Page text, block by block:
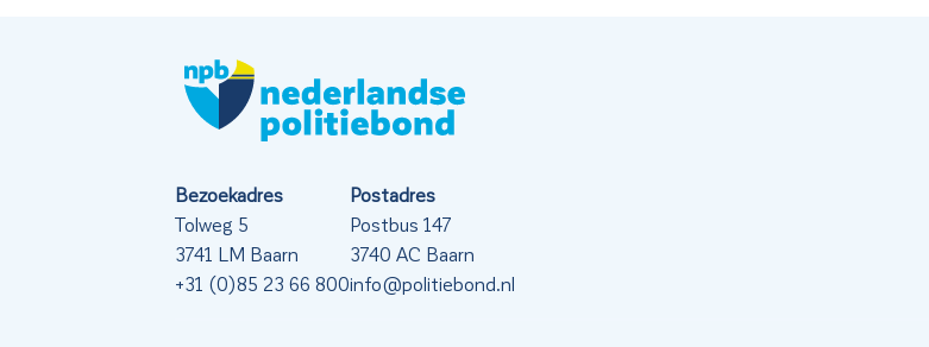
Bezoekadres
Tolweg 5
3741 LM Baarn
+31 (0)85 23 66 800
Postadres
Postbus 147
3740 AC Baarn
info@politiebond.nl